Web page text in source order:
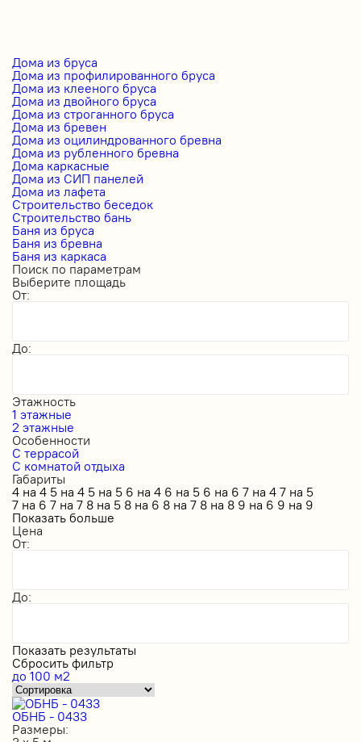
Дома из бруса
Дома из профилированного бруса
Дома из клееного бруса
Дома из двойного бруса
Дома из строганного бруса
Дома из бревен
Дома из оцилиндрованного бревна
Дома из рубленного бревна
Дома каркасные
Дома из СИП панелей
Дома из лафета
Строительство беседок
Строительство бань
Баня из бруса
Баня из бревна
Баня из каркаса
Поиск по параметрам
Выберите площадь
От:
До:
Этажность
1 этажные
2 этажные
Особенности
С террасой
С комнатой отдыха
Габариты
4 на 4 5 на 4 5 на 5 6 на 4 6 на 5 6 на 6 7 на 4 7 на 5
7 на 6 7 на 7 8 на 5 8 на 6 8 на 7 8 на 8 9 на 6 9 на 9
Показать больше
Цена
От:
До:
Показать результаты
Сбросить фильтр
до 100 м2
ОБНБ - 0433
Размеры: